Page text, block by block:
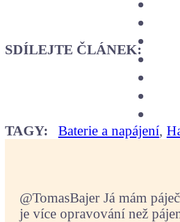
SDÍLEJTE ČLÁNEK:
TAGY: Baterie a napájení,
@TomasBajer Já mám
je více opravování než